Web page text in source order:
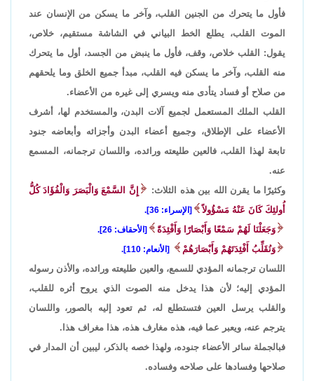
فأول ما يتحرك من الجنين القلب، وآخر ما يسكن من الإنسان عند
الموت القلب، يطلع الخط البياني في الشاشة مستقيم، خلاص،
يقول: القلب خلاص، وقف، فأول ما ينبض من الجسد، أول ما يتحرك
منه القلب، وآخر ما يسكن فيه القلب، مبدأ جميع الخلق وما يلحقهم
من صلاح أو فساد يتأدى منه ويسري إلى غيره من الأعضاء.
القلب الملك المستعمل لجميع آلات البدن، والمستخدم لها، أشرف
الأعضاء على الإطلاق، وجميع أعضاء البدن وأجزائه وأبعاضه جنود
تابعة لهذا القلب، فالعين طليعته ورائده، واللسان ترجمانه، المسمع
عنه.
وكثيرًا ما يقرن الله بين هذه الثلاث:
إِنَّ السَّمْعَ وَالْبَصَرَ وَالْفُؤَادَ كُلُّ
أُولئِكَ كَانَ عَنْهُ مَسْؤُولاً
[الإسراء: 36].
وَجَعَلْنَا لَهُمْ سَمْعًا وَأَبْصَارًا وَأَفْئِدَةً [الأحقاف: 26].
وَنُقَلِّبُ أَفْئِدَتَهُمْ وَأَبْصَارَهُمْ [الأنعام: 110].
اللسان ترجمانه المؤدي للسمع، والعين طليعته ورائده، والأذن رسوله
المؤدي إليه؛ لأن هذا يدخل منه الصوت الذي يروح أثره للقلب،
والقلب يرسل العين فتستطلع له، ثم تعود إليه بالصور، واللسان
يترجم عنه، ويعبر عما فيه، هذه مغارف هذه، هذا مغراف هذا.
فبالجملة سائر الأعضاء جنوده، ولهذا خصه بالذكر، ليبين أن المدار في
صلاحها وفسادها على صلاحه وفساده.